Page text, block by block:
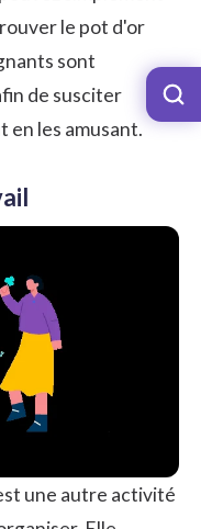
le pot d'or
sont
de susciter
en les amusant.
une autre activité